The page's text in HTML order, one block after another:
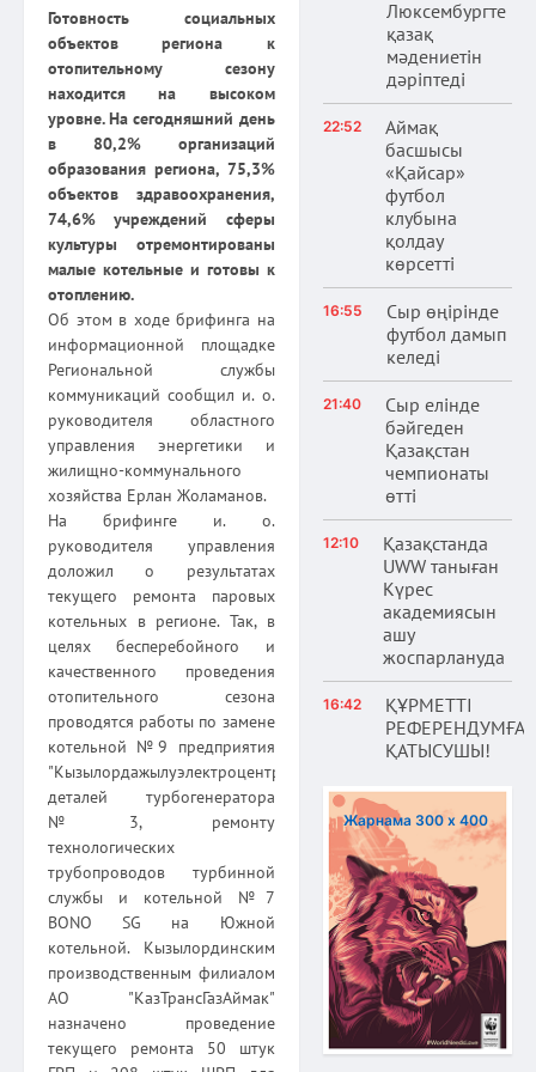
Готовность социальных
объектов региона к
отопительному сезону
находится на высоком
уровне. На сегодняшний день
в 80,2% организаций
образования региона, 75,3%
объектов здравоохранения,
74,6% учреждений сферы
культуры отремонтированы
малые котельные и готовы к
отоплению.
Об этом в ходе брифинга на
информационной площадке
Региональной службы
коммуникаций сообщил и. о.
руководителя областного
управления энергетики и
жилищно-коммунального
хозяйства Ерлан Жоламанов.
На брифинге и. о.
руководителя управления
доложил о результатах
текущего ремонта паровых
котельных в регионе. Так, в
целях бесперебойного и
качественного проведения
отопительного сезона
проводятся работы по замене
котельной №9 предприятия
"Кызылордажылуэлектроцентр",
деталей турбогенератора
№3, ремонту
технологических
трубопроводов турбинной
службы и котельной №7
ВОNО SG на Южной
котельной. Кызылординским
производственным филиалом
АО "КазТрансГазАймак"
назначено проведение
текущего ремонта 50 штук
Люксембургте
қазақ
мәдениетін
дәріптеді
22:52
Аймақ
басшысы
«Қайсар»
футбол
клубына
қолдау
көрсетті
16:55
Сыр өңірінде
футбол дамып
келеді
21:40
Сыр елінде
бәйгеден
Қазақстан
чемпионаты
өтті
12:10
Қазақстанда
UWW таныған
Күрес
академиясын
ашу
жоспарлануда
16:42
ҚҰРМЕТТІ
РЕФЕРЕНДУМҒА
ҚАТЫСУШЫ!
Жарнама 300 х 400